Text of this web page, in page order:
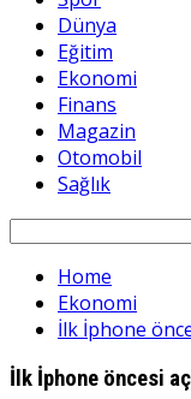
Dünya
Eğitim
Ekonomi
Finans
Magazin
Otomobil
Sağlık
Search
Home
Ekonomi
İlk İphone
İlk İphone öncesi